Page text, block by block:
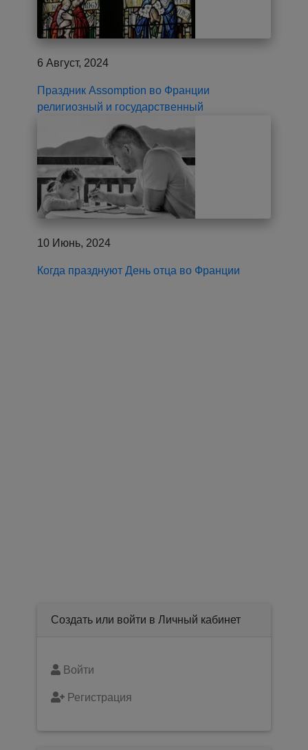
6 Август, 2024
Праздник Assomption во Франции
религиозный и государственный
10 Июнь, 2024
Когда празднуют День отца во Франции
Создать или войти в Личный кабинет
Войти
Регистрация